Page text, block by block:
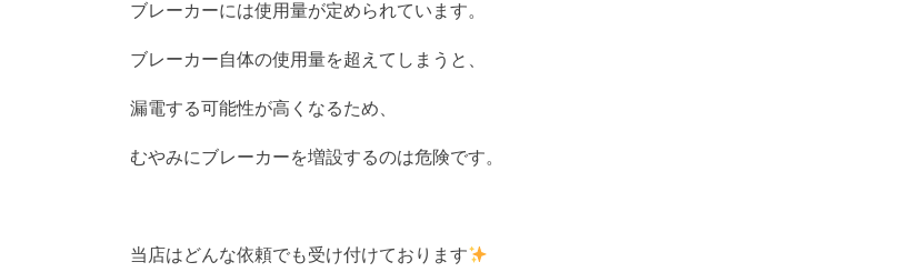
ブレーカーには使用量が定められています。
ブレーカー自体の使用量を超えてしまうと、
漏電する可能性が高くなるため、
むやみにブレーカーを増設するのは危険です。
当店はどんな依頼でも受け付けております